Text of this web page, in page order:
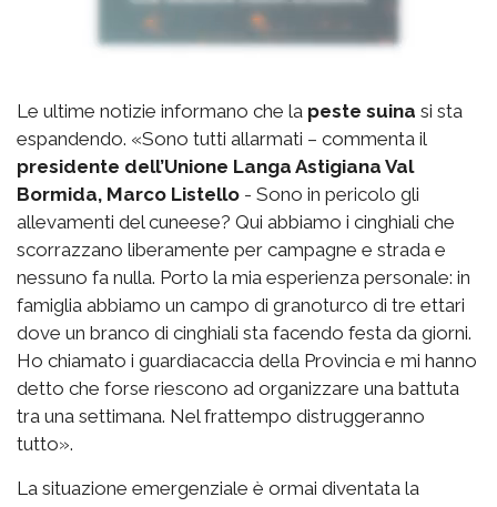
Le ultime notizie informano che la peste suina si sta
espandendo. «Sono tutti allarmati – commenta il
presidente dell’Unione Langa Astigiana Val
Bormida, Marco Listello - Sono in pericolo gli
allevamenti del cuneese? Qui abbiamo i cinghiali che
scorrazzano liberamente per campagne e strada e
nessuno fa nulla. Porto la mia esperienza personale: in
famiglia abbiamo un campo di granoturco di tre ettari
dove un branco di cinghiali sta facendo festa da giorni.
Ho chiamato i guardiacaccia della Provincia e mi hanno
detto che forse riescono ad organizzare una battuta
tra una settimana. Nel frattempo distruggeranno
tutto».
La situazione emergenziale è ormai diventata la